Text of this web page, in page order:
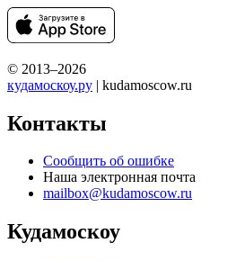
© 2013–2026
кудамоскоу.ру | kudamoscow.ru
Контакты
Сообщить об ошибке
Наша электронная почта
mailbox@kudamoscow.ru
Кудамоскоу